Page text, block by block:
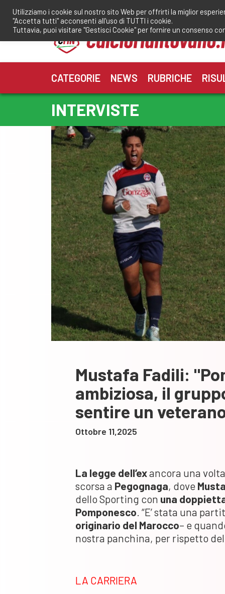
contenuto
CATEGORIE NEWS RUBRICHE
INTERVISTE
Mustafa Fadili:
ambiziosa, il
sentire un
Ottobre 11,2025
La legge dell’exancora una
scorsa a Pegognaga, dove
dello Sporting con una
Pomponesco . “E’ stata una
originario del Marocco– e
nostra panchina, per rispetto
LA CARRIERA
Utilizziamo i cookie sul nostro sito Web per offrirti la miglior
"Accetta tutti" acconsenti all'uso di TUTTI i cookie.
Tuttavia, puoi visitare "Gestisci Cookie" per fornire un consenso